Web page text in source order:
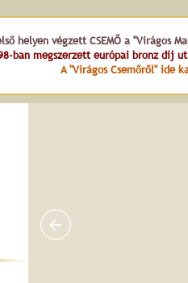
helyen végzett CSEMŐ a "Virágos
ban megszerzett európai bronz díj
A "Virágos Csemőről" ide